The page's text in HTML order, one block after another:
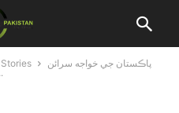
پاڪستان جي خواجه سرائن
جون قومي